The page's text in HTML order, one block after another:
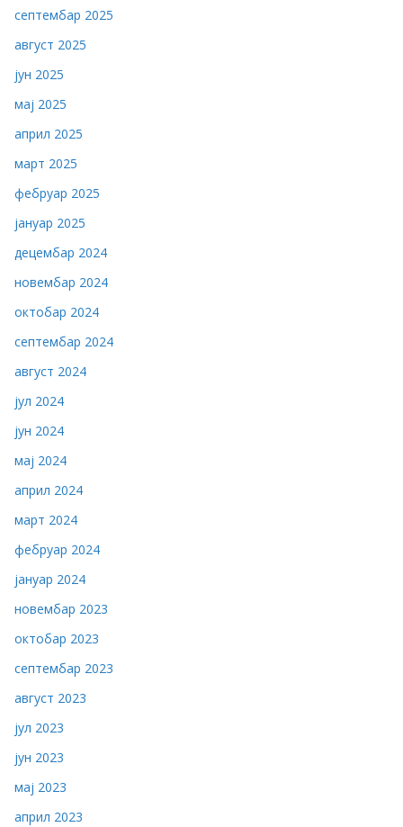
септембар 2025
август 2025
јун 2025
мај 2025
април 2025
март 2025
фебруар 2025
јануар 2025
децембар 2024
новембар 2024
октобар 2024
септембар 2024
август 2024
јул 2024
јун 2024
мај 2024
април 2024
март 2024
фебруар 2024
јануар 2024
новембар 2023
октобар 2023
септембар 2023
август 2023
јул 2023
јун 2023
мај 2023
април 2023